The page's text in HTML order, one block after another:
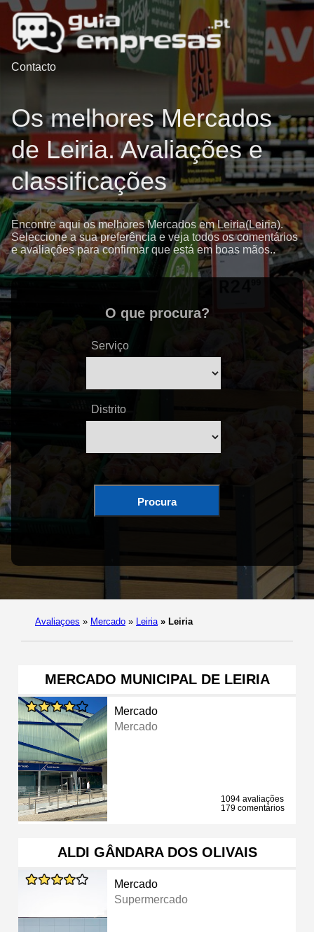
Contacto
Os melhores Mercados
de Leiria. Avaliações e
classificações
Encontre aqui os melhores Mercados em Leiria(Leiria).
Seleccione a sua preferência e veja todos os comentários
e avaliações para confirmar que está em boas mãos..
O que procura?
Serviço
Distrito
Procura
Avaliaçoes » Mercado » Leiria » Leiria
MERCADO MUNICIPAL DE LEIRIA
Mercado
Mercado
1094 avaliações
179 comentários
ALDI GÂNDARA DOS OLIVAIS
Mercado
Supermercado